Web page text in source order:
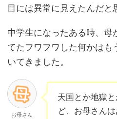
目には異常に見えたんだと
中学生になったある時、母
てたフワフワした何かはも
いてきました。
お母さん
天国とか地獄
ど、お母さん